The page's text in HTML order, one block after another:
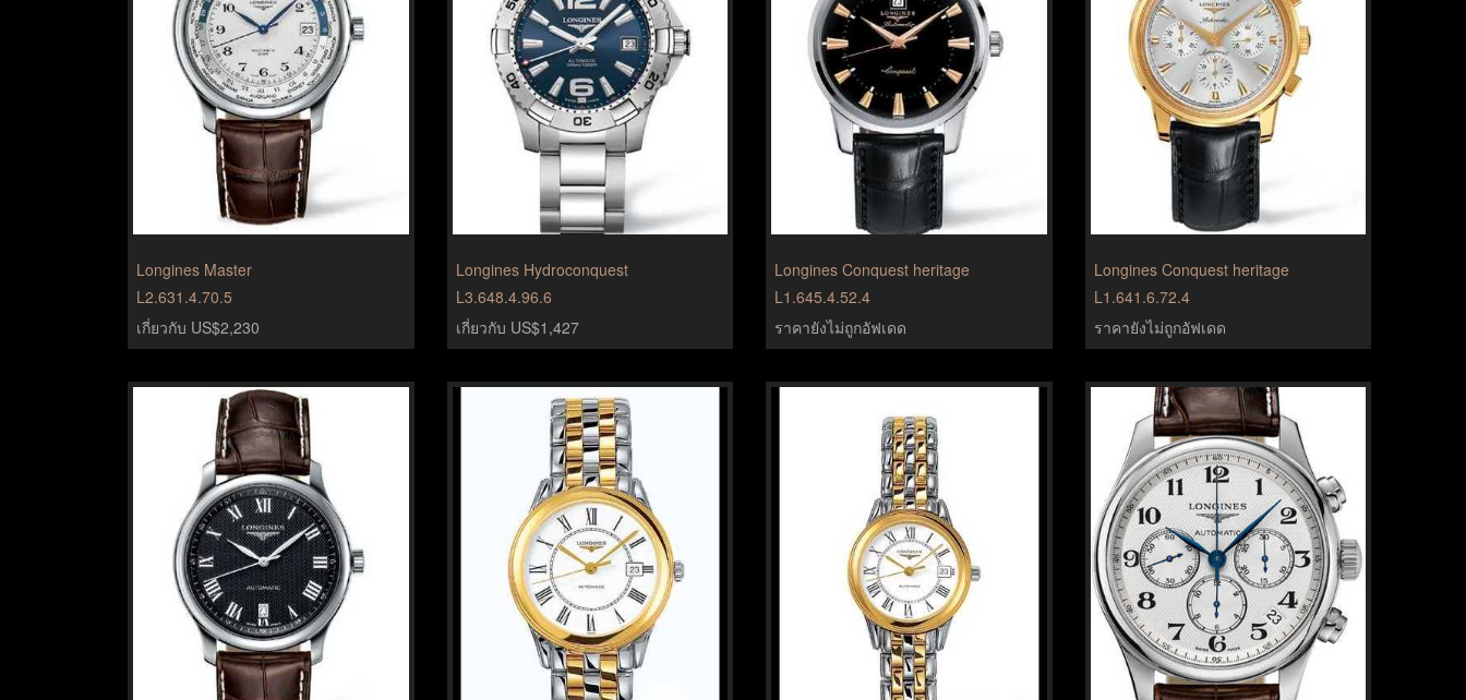
Longines Master
L2.631.4.70.5
เกี่ยวกับ US$2,230
Longines Hydroconquest
L3.648.4.96.6
เกี่ยวกับ US$1,427
Longines Conquest heritage
L1.645.4.52.4
ราคายังไม่ถูกอัฟเดด
Longines Conquest heritage
L1.641.6.72.4
ราคายังไม่ถูกอัฟเดด